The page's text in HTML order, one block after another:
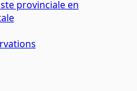
provinciale en